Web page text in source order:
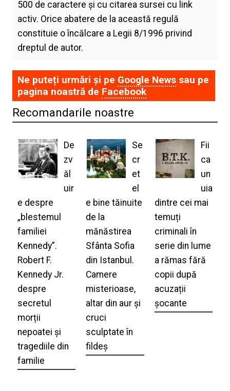
500 de caractere și cu citarea sursei cu link
activ. Orice abatere de la această regulă
constituie o încălcare a Legii 8/1996 privind
dreptul de autor.
Ne puteți urmări și pe Google Newssau pe
pagina noastră de Facebook
Recomandarile noastre
De
zv
ăl
uir
e despre
„blestemul
familiei
Kennedy”.
Robert F.
Kennedy Jr.
despre
secretul
morții
nepoatei și
tragediile din
familie
Se
cr
et
el
e bine tăinuite
de la
mănăstirea
Sfânta Sofia
din Istanbul.
Camere
misterioase,
altar din aur și
cruci
sculptate în
fildeș
Fii
ca
un
uia
dintre cei mai
temuți
criminali în
serie din lume
a rămas fără
copii după
acuzații
șocante